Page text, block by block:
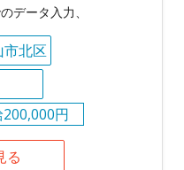
データ入力、
市北区
200,000円
る